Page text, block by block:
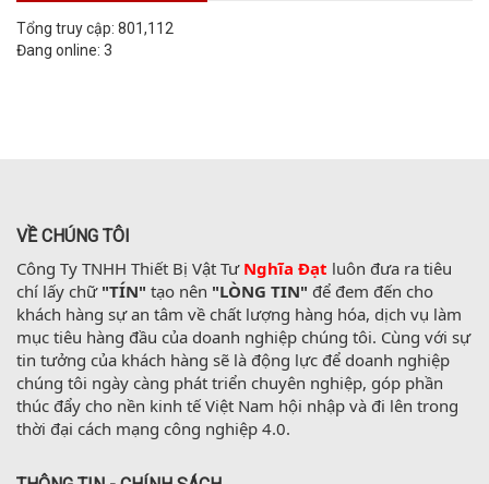
Tổng truy cập: 801,112
Đang online: 3
VỀ CHÚNG TÔI
Công Ty TNHH Thiết Bị Vật Tư Nghĩa Đạt luôn đưa ra tiêu
chí lấy chữ "TÍN" tạo nên "LÒNG TIN" để đem đến cho
khách hàng sự an tâm về chất lượng hàng hóa, dịch vụ làm
mục tiêu hàng đầu của doanh nghiệp chúng tôi. Cùng với sự
tin tưởng của khách hàng sẽ là động lực để doanh nghiệp
chúng tôi ngày càng phát triển chuyên nghiệp, góp phần
thúc đẩy cho nền kinh tế Việt Nam hội nhập và đi lên trong
thời đại cách mạng công nghiệp 4.0.